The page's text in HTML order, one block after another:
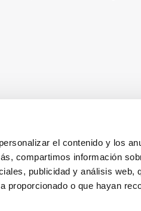
el contenido y los
compartimos información
publicidad y análisis web,
proporcionado o que hayan